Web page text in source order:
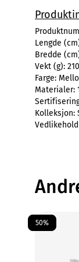
Lengde
Bredde
Vekt (g):
Farge:
Materialer:
Kolleksjon:
50%